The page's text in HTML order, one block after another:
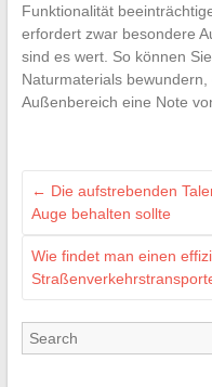
Funktionalität
erfordert zwar besondere
sind es wert. So können
Naturmaterials
Außenbereich eine Note
← Die aufstrebenden
Auge behalten sollte
Wie findet man einen